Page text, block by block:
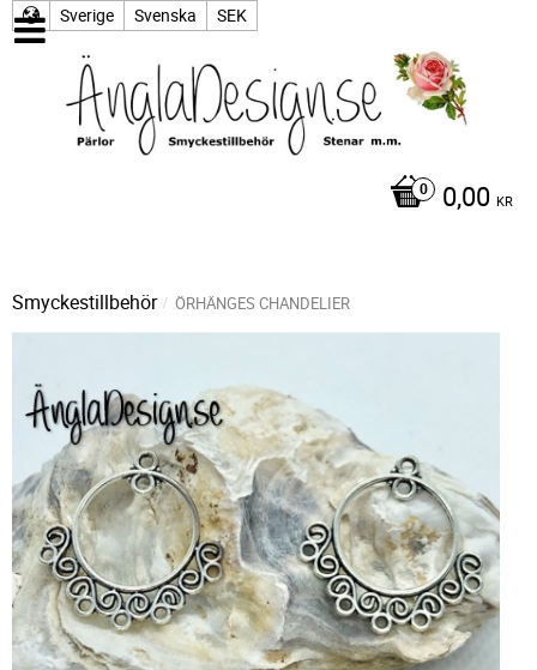
Sverige Svenska SEK
0,00 KR
Smyckestillbehör ÖRHÄNGES CHANDELIER